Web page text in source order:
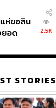
ห่ขอสิน
ยอด
2.5K
STORIES